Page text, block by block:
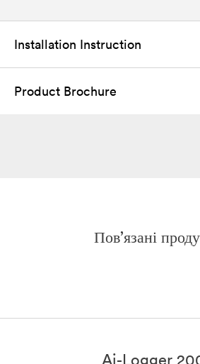
Installation Instruction
Короткий посібник зі
Product Brochure
Пов’язані
Ai-Logger